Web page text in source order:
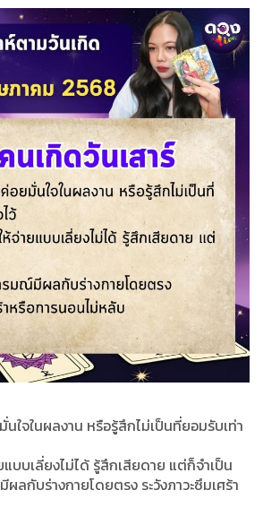
ใจในผลงาน หรือรู้สึกไม่เป็นที่ยอมรับเท่า
แบบเลี่ยงไม่ได้ รู้สึกเสียดาย แต่ก็จำเป็น
ผลกับร่างกายโดยตรง ระวังภาวะซึมเศร้า